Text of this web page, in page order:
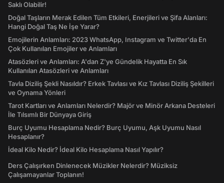
Saklı Olabilir!
Doğal Taşların Merak Edilen Tüm Etkileri, Enerjileri ve Şifa Alanları:
Hangi Doğal Taş Ne İşe Yarar?
Emojilerin Anlamları: 2023 WhatsApp, Instagram ve Twitter'da En
Çok Kullanılan Emojiler ve Anlamları
Atasözleri ve Anlamları: A'dan Z'ye Gündelik Hayatta En Sık
Kullanılan Atasözleri ve Anlamları
Tavla Diziliş Şekli Nasıldır? Erkek Tavlası ve Kız Tavlası Diziliş Şekilleri
ve Oynama Yönleri
Tarot Kartları ve Anlamları Nelerdir? Majör ve Minör Arkana Desteleri
İle Tılsımlı Bir Dünyaya Giriş
Burç Uyumu Hesaplama Nedir? Burç Uyumu, Aşk Uyumu Nasıl
Hesaplanır?
İdeal Kilo Nedir? İdeal Kilo Hesaplama Nasıl Yapılır?
Ders Çalışırken Dinlenecek Müzikler Nelerdir? Müziksiz
Çalışamayanlar Toplanın!